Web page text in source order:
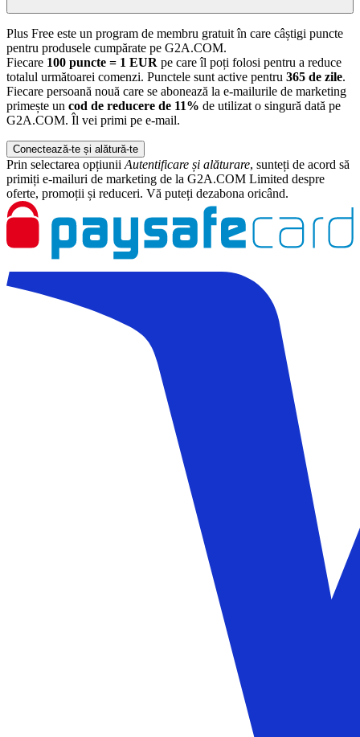
Plus Free este un program de membru gratuit în care câștigi puncte
pentru produsele cumpărate pe G2A.COM.
Fiecare 100 puncte = 1 EUR pe care îl poți folosi pentru a reduce
totalul următoarei comenzi. Punctele sunt active pentru 365 de zile.
Fiecare persoană nouă care se abonează la e-mailurile de marketing
primește un cod de reducere de 11% de utilizat o singură dată pe
G2A.COM. Îl vei primi pe e-mail.
Conectează-te și alătură-te
Prin selectarea opțiunii Autentificare și alăturare, sunteți de acord să
primiți e-mailuri de marketing de la G2A.COM Limited despre
oferte, promoții și reduceri. Vă puteți dezabona oricând.